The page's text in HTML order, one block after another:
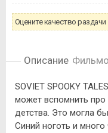
Оцените качество раздачи
Описание игры
SOVIET SPOOKY
может вспомнить про
детства. Это могла
Синий ноготь и